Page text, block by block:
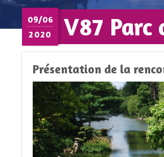
09/06
2020
V87
Présentation de la